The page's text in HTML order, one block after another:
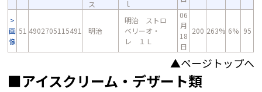
ス
ｌ
画
像
51 4902705115491 明治
明治 ストロ
ベリーオ・
レ １Ｌ
06
月
18
日
200 263% 6% 95
▲ページトップへ
■アイスクリーム・デザート類